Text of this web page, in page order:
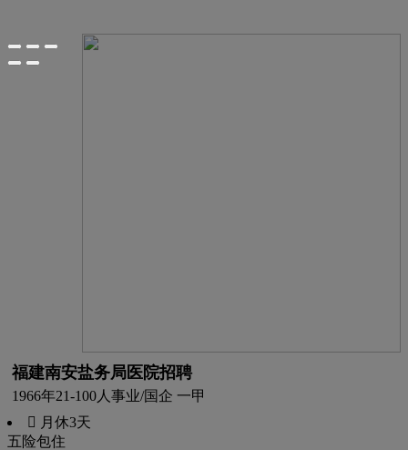
福建南安盐务局医院招聘
1966年21-100人 事业/国企 一甲
 月休3天
五险包住